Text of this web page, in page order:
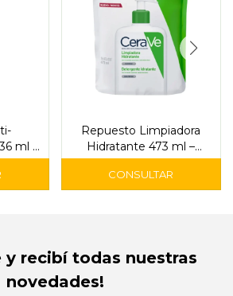
ml –
Repuesto Limpiadora
Hidratante 473 ml –
CeraVe
y recibí todas nuestras
novedades!